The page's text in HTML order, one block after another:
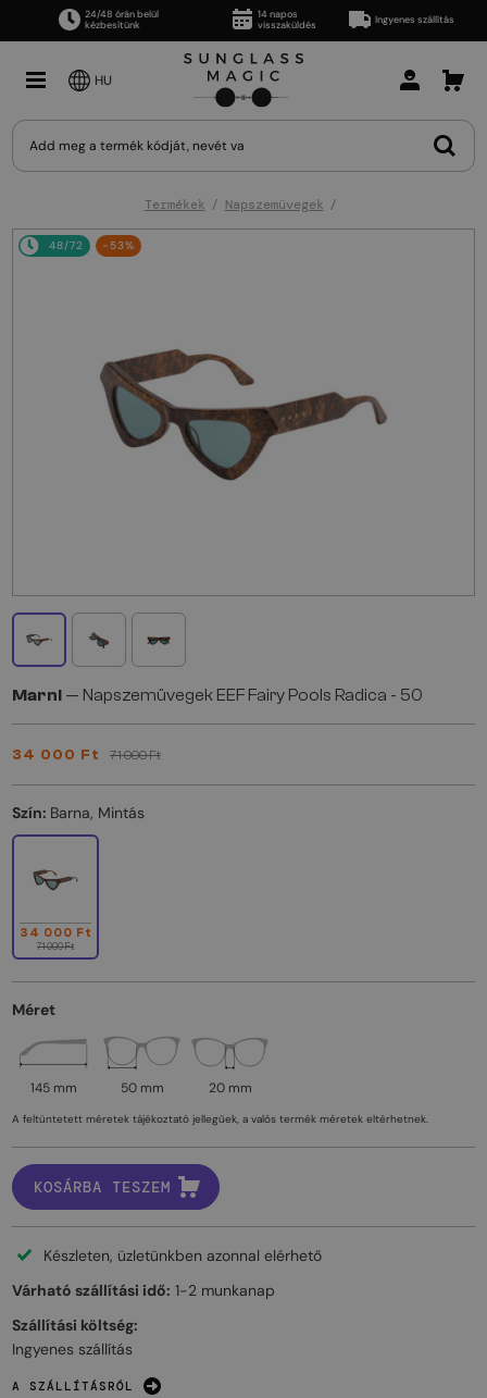
24/48 órán belül
kézbesítünk
14 napos
visszaküldés
Ingyenes szállítás
HU
Termékek Napszemüvegek
48/72 -53%
Marni — Napszemüvegek EEF Fairy Pools Radica - 50
34 000 Ft 71 000 Ft
Szín: Barna, Mintás
34 000 Ft
71 000 Ft
Méret
145 mm 50 mm 20 mm
A feltüntetett méretek tájékoztató jellegűek, a valós termék méretek eltérhetnek.
KOSÁRBA TESZEM
Készleten, üzletünkben azonnal elérhető
Várható szállítási idő: 1-2 munkanap
Szállítási költség:
Ingyenes szállítás
A SZÁLLÍTÁSRÓL